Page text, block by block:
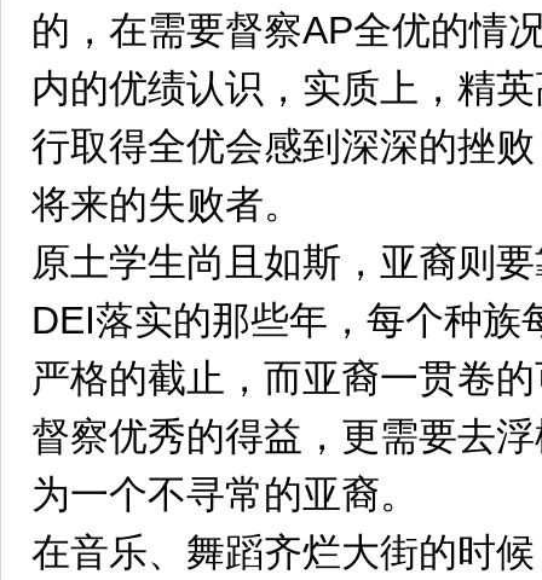
的，在需要督察AP全优的情
内的优绩认识，实质上，精
行取得全优会感到深深的挫
将来的失败者。
原土学生尚且如斯，亚裔则
DEI落实的那些年，每个种族
严格的截止，而亚裔一贯卷
督察优秀的得益，更需要去
为一个不寻常的亚裔。
在音乐、舞蹈齐烂大街的时